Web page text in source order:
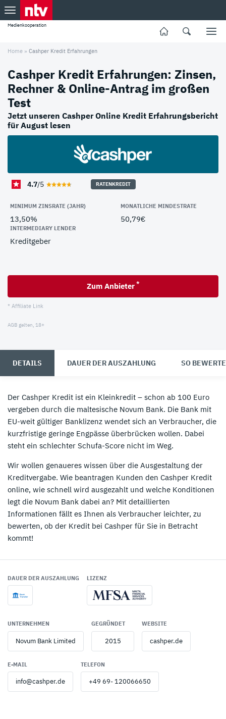
Medienkooperation
Home » Cashper Kredit Erfahrungen
Cashper Kredit Erfahrungen: Zinsen,
Rechner & Online-Antrag im großen
Test
Jetzt unseren Cashper Online Kredit Erfahrungsbericht
für August lesen
RATENKREDIT
4.7/5
MINIMUM ZINSRATE (JAHR)
13,50%
MONATLICHE MINDESTRATE
50,79€
INTERMEDIARY LENDER
Kreditgeber
Zum Anbieter *
* Affiliate Link
AGB gelten, 18+
DETAILS DAUER DER AUSZAHLUNG SO
Der Cashper Kredit ist ein Kleinkredit – schon ab 100 Euro
vergeben durch die maltesische Novum Bank. Die Bank mit
EU-weit gültiger Banklizenz wendet sich an Verbraucher, die
kurzfristige geringe Engpässe überbrücken wollen. Dabei
steht ein schlechter Schufa-Score nicht im Weg.
Wir wollen genaueres wissen über die Ausgestaltung der
Kreditvergabe. Wie beantragen Kunden den Cashper Kredit
online, wie schnell wird ausgezahlt und welche Konditionen
legt die Novum Bank dabei an? Mit detaillierten
Informationen fällt es Ihnen als Verbraucher leichter, zu
bewerten, ob der Kredit bei Cashper für Sie in Betracht
kommt!
DAUER DER AUSZAHLUNG LIZENZ
UNTERNEHMEN
Novum Bank Limited
GEGRÜNDET
2015
WEBSITE
cashper.de
E-MAIL
info@cashper.de
TELEFON
+49 69- 120066650